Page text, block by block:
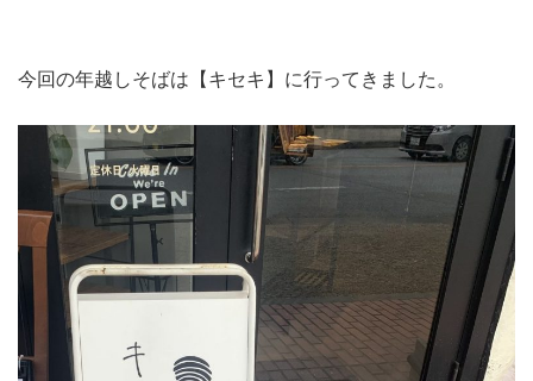
今回の年越しそばは【キセキ】に行ってきました。